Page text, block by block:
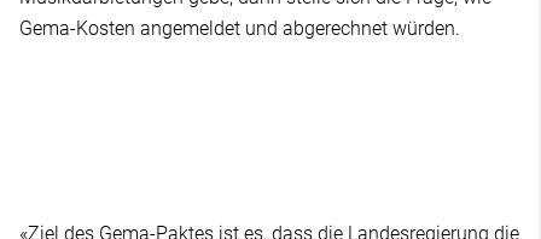
Gema-Kosten angemeldet und abgerechnet würden.
«Ziel des Gema-Paktes ist es, dass die Landesregierung die